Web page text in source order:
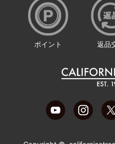
ポイント 返品